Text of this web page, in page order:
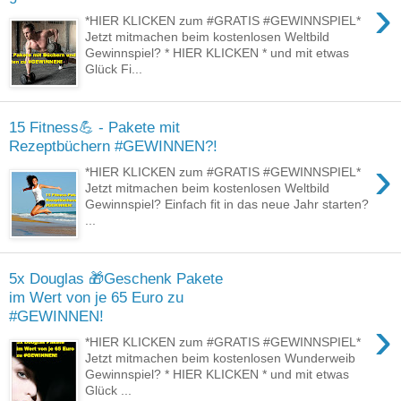
›
*HIER KLICKEN zum #GRATIS #GEWINNSPIEL*
Jetzt mitmachen beim kostenlosen Weltbild
Gewinnspiel? * HIER KLICKEN * und mit etwas
Glück Fi...
15 Fitness💪 - Pakete mit
Rezeptbüchern #GEWINNEN?!
›
*HIER KLICKEN zum #GRATIS #GEWINNSPIEL*
Jetzt mitmachen beim kostenlosen Weltbild
Gewinnspiel? Einfach fit in das neue Jahr starten?
5x Douglas 🎁Geschenk Pakete
im Wert von je 65 Euro zu
#GEWINNEN!
›
*HIER KLICKEN zum #GRATIS #GEWINNSPIEL*
Jetzt mitmachen beim kostenlosen Wunderweib
Gewinnspiel? * HIER KLICKEN * und mit etwas
Glück ...